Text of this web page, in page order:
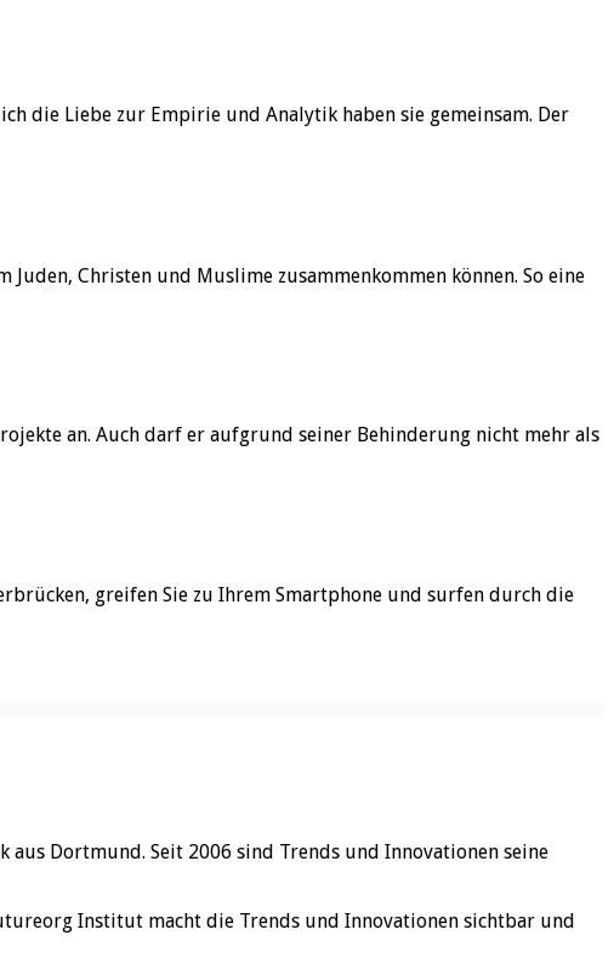
die Liebe zur Empirie und Analytik haben sie gemeinsam. Der
Christen und Muslime zusammenkommen können. So eine
an. Auch darf er aufgrund seiner Behinderung nicht mehr als
greifen Sie zu Ihrem Smartphone und surfen durch die
Dortmund. Seit 2006 sind Trends und Innovationen seine
Institut macht die Trends und Innovationen sichtbar und